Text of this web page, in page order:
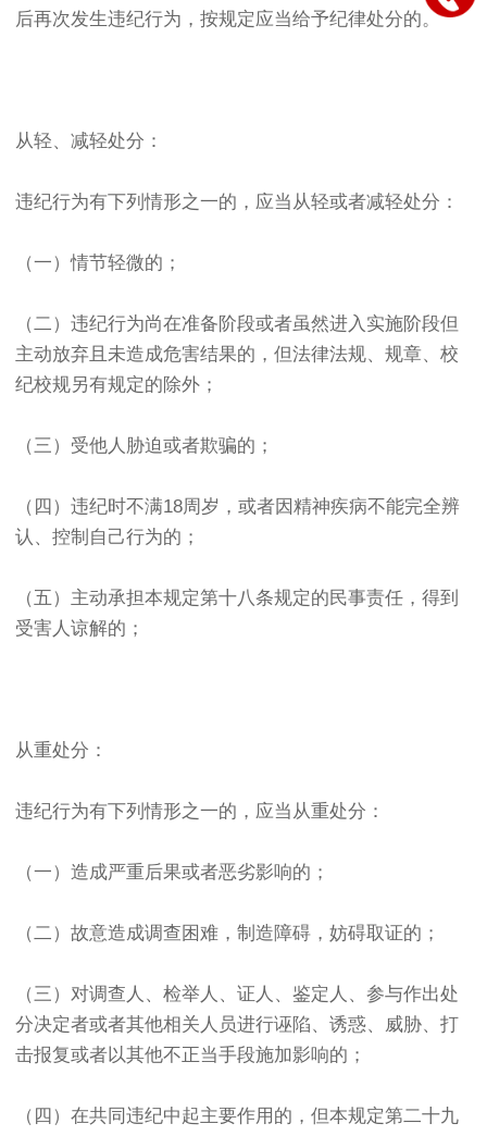
后再次发生违纪行为，按规定应当给予纪律处分的。
从轻、减轻处分：
违纪行为有下列情形之一的，应当从轻或者减轻处分：
（一）情节轻微的；
（二）违纪行为尚在准备阶段或者虽然进入实施阶段但
主动放弃且未造成危害结果的，但法律法规、规章、校
纪校规另有规定的除外；
（三）受他人胁迫或者欺骗的；
（四）违纪时不满18周岁，或者因精神疾病不能完全辨
认、控制自己行为的；
（五）主动承担本规定第十八条规定的民事责任，得到
受害人谅解的；
从重处分：
违纪行为有下列情形之一的，应当从重处分：
（一）造成严重后果或者恶劣影响的；
（二）故意造成调查困难，制造障碍，妨碍取证的；
（三）对调查人、检举人、证人、鉴定人、参与作出处
分决定者或者其他相关人员进行诬陷、诱惑、威胁、打
击报复或者以其他不正当手段施加影响的；
（四）在共同违纪中起主要作用的，但本规定第二十九